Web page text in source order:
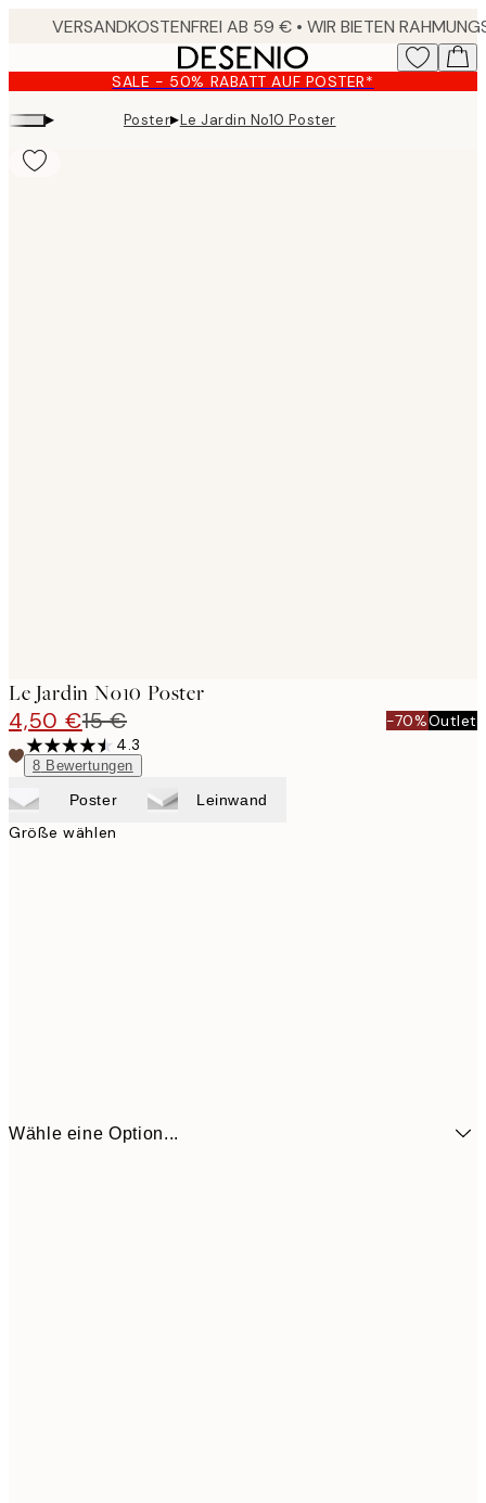
content.
SALE - 50% RABATT AUF POSTER*
▸ Poster▸Le Jardin No10 Poster
Le Jardin No10 Poster
4,50 €15 € -70%Outlet
4.3
8 Bewertungen
Poster Leinwand
Größe wählen
Wähle eine Option...